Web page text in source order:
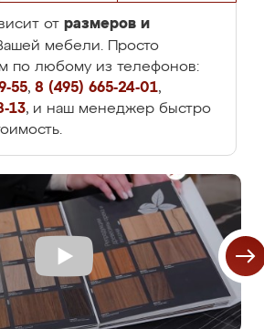
от размеров и
мебели. Просто
по любому из телефонов:
55, 8 (495) 665-24-01,
13, и наш менеджер быстро